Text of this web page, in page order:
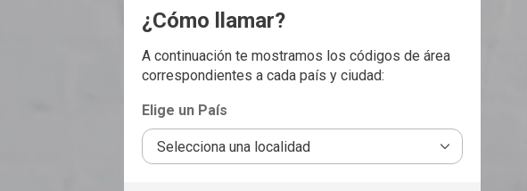
¿Cómo llamar?
A continuación te mostramos los códigos de área
correspondientes a cada país y ciudad:
Elige un País